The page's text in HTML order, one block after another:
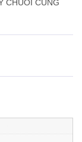
CHUỖI CUNG